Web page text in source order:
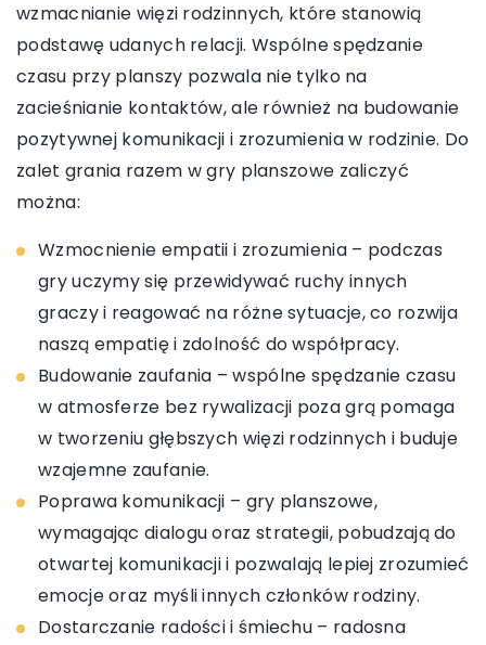
wzmacnianie więzi rodzinnych, które stanowią
podstawę udanych relacji. Wspólne spędzanie
czasu przy planszy pozwala nie tylko na
zacieśnianie kontaktów, ale również na budowanie
pozytywnej komunikacji i zrozumienia w rodzinie. Do
zalet grania razem w gry planszowe zaliczyć
można:
Wzmocnienie empatii i zrozumienia – podczas
gry uczymy się przewidywać ruchy innych
graczy i reagować na różne sytuacje, co rozwija
naszą empatię i zdolność do współpracy.
Budowanie zaufania – wspólne spędzanie czasu
w atmosferze bez rywalizacji poza grą pomaga
w tworzeniu głębszych więzi rodzinnych i buduje
wzajemne zaufanie.
Poprawa komunikacji – gry planszowe,
wymagając dialogu oraz strategii, pobudzają do
otwartej komunikacji i pozwalają lepiej zrozumieć
emocje oraz myśli innych członków rodziny.
Dostarczanie radości i śmiechu – radosna